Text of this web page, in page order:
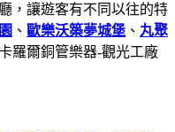
，讓遊客有不同以往的特
、 歐樂沃築夢城堡 、 丸聚
卡羅爾銅管樂器-觀光工廠